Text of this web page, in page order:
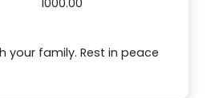
1000.00
your family. Rest in peace